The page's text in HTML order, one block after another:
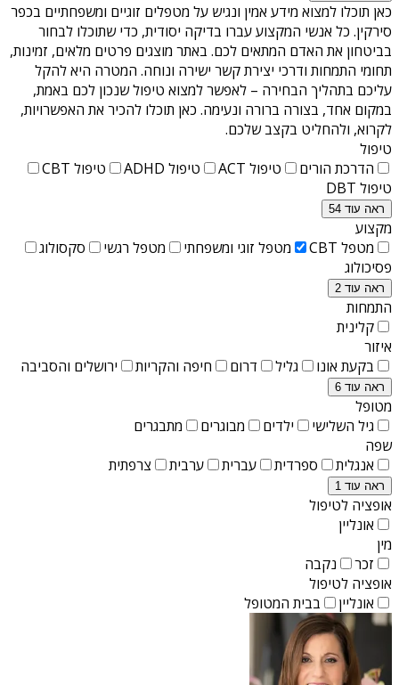
כאן תוכלו למצוא מידע אמין ונגיש על מטפלים זוגיים ומשפחתיים בכפר
סירקין. כל אנשי המקצוע עברו בדיקה יסודית, כדי שתוכלו לבחור
בביטחון את האדם המתאים לכם. באתר מוצגים פרטים מלאים, זמינות,
תחומי התמחות ודרכי יצירת קשר ישירה ונוחה. המטרה היא להקל
עליכם בתהליך הבחירה – לאפשר למצוא טיפול שנכון לכם באמת,
במקום אחד, בצורה ברורה ונעימה. כאן תוכלו להכיר את האפשרויות,
לקרוא, ולהחליט בקצב שלכם.
טיפול
הדרכת הורים
טיפול ACT טיפול ADHD
טיפול CBT
טיפול DBT
ראה עוד 54
מקצוע
מטפל CBT
מטפל זוגי ומשפחתי מטפל רגשי
סקסולוג
פסיכולוג
ראה עוד 2
התמחות
קלינית
איזור
בקעת אונו
גליל דרום חיפה והקריות ירושלים והסביבה
ראה עוד 6
מטופל
גיל השלישי
ילדים מבוגרים
מתבגרים
שפה
אנגלית
ספרדית עברית ערבית צרפתית
ראה עוד 1
אופציה לטיפול
אונליין
מין
זכר
נקבה
אופציה לטיפול
אונליין
בבית המטופל